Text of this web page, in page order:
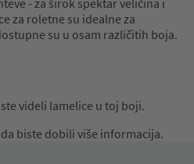
- za širok spektar veličina i
za roletne su idealne za
su u osam različitih boja.
videli lamelice u toj boji.
biste dobili više informacija.